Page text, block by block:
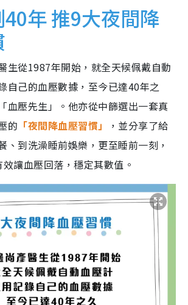
年 推9大夜間降
生從1987年開始，就全天候佩戴自動
自己的血壓數據，至今已達40年之
血壓先生」。他亦從中篩選出一套真
的 「夜間降血壓習慣」
，並分享了給
、到洗澡睡前娛樂，更至睡前一刻，
讓血壓回落，穩定其數值。